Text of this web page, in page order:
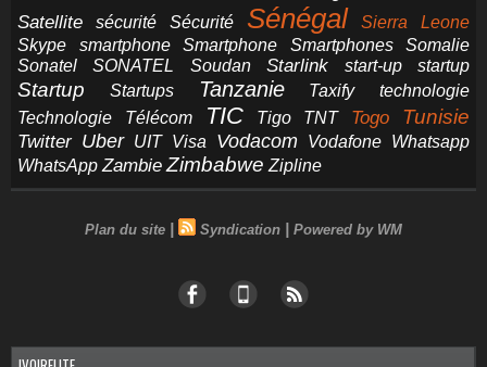
Satellite sécurité Sécurité Sénégal
Sierra Leone
Skype
smartphone Smartphone Smartphones
Somalie
Sonatel
SONATEL Soudan Starlink start-up startup
Startup Startups Tanzanie Taxify
technologie
Technologie
Télécom TIC Tigo TNT Togo Tunisie
Twitter Uber UIT Visa Vodacom Vodafone Whatsapp
WhatsApp Zambie Zimbabwe Zipline
Plan du site | Syndication | Powered by WM